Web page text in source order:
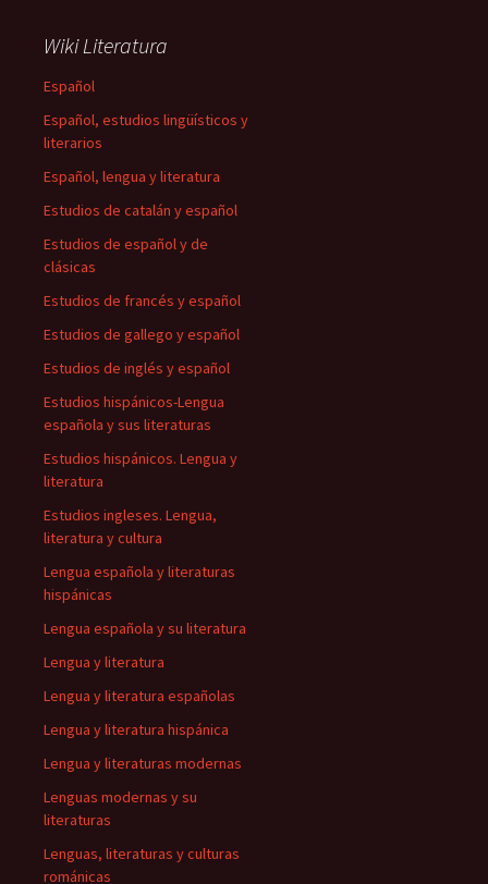
Wiki Literatura
Español
Español, estudios lingüísticos y
literarios
Español, lengua y literatura
Estudios de catalán y español
Estudios de español y de
clásicas
Estudios de francés y español
Estudios de gallego y español
Estudios de inglés y español
Estudios hispánicos-Lengua
española y sus literaturas
Estudios hispánicos. Lengua y
literatura
Estudios ingleses. Lengua,
literatura y cultura
Lengua española y literaturas
hispánicas
Lengua española y su literatura
Lengua y literatura
Lengua y literatura españolas
Lengua y literatura hispánica
Lengua y literaturas modernas
Lenguas modernas y su
literaturas
Lenguas, literaturas y culturas
románicas